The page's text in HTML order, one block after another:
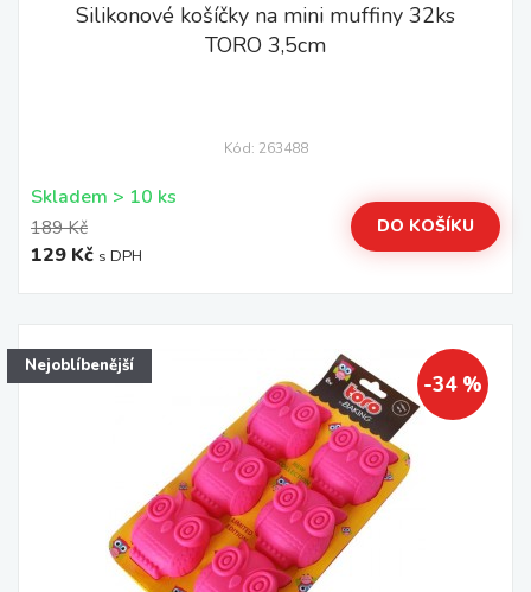
Silikonové košíčky na mini muffiny 32ks
TORO 3,5cm
Kód: 263488
Skladem > 10 ks
189 Kč
129 Kč s DPH
DO KOŠÍKU
Nejoblíbenější
-34 %